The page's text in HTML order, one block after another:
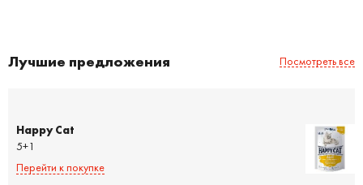
Лучшие предложения Посмотреть все
Happy Cat
5+1
Перейти к покупке